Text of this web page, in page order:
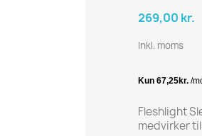
269,00 kr.
Inkl. moms
Fleshlight
medvirker